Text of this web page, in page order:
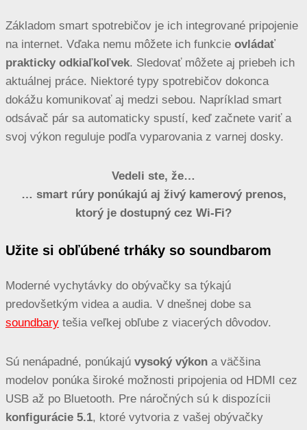
Základom smart spotrebičov je ich integrované pripojenie
na internet. Vďaka nemu môžete ich funkcie ovládať
prakticky odkiaľkoľvek. Sledovať môžete aj priebeh ich
aktuálnej práce. Niektoré typy spotrebičov dokonca
dokážu komunikovať aj medzi sebou. Napríklad smart
odsávač pár sa automaticky spustí, keď začnete variť a
svoj výkon reguluje podľa vyparovania z varnej dosky.
Vedeli ste, že…
… smart rúry ponúkajú aj živý kamerový prenos,
ktorý je dostupný cez Wi-Fi?
Užite si obľúbené trháky so soundbarom
Moderné vychytávky do obývačky sa týkajú
predovšetkým videa a audia. V dnešnej dobe sa
soundbary tešia veľkej obľube z viacerých dôvodov.
Sú nenápadné, ponúkajú vysoký výkon a väčšina
modelov ponúka široké možnosti pripojenia od HDMI cez
USB až po Bluetooth. Pre náročných sú k dispozícii
konfigurácie 5.1, ktoré vytvoria z vašej obývačky